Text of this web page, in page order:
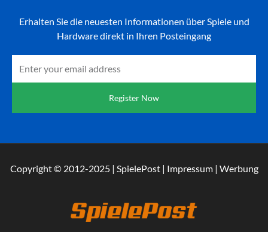
Erhalten Sie die neuesten Informationen über Spiele und
Hardware direkt in Ihren Posteingang
Register Now
Copyright © 2012-2025 | SpielePost | Impressum | Werbung